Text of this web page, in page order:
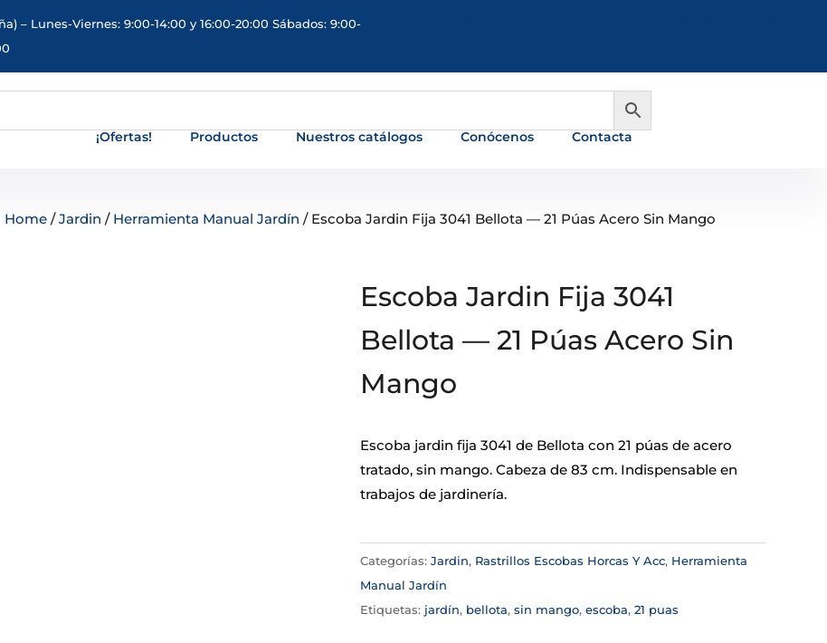
– Lunes-Viernes: 9:00-14:00 y 16:00-20:00 Sábados: 9:00-
¡Ofertas! Productos Nuestros catálogos Conócenos Contacta
Home/Jardin / Herramienta Manual Jardín / Escoba Jardin Fija 3041 Bellota — 21 Púas Acero Sin Mango
Escoba Jardin Fija 3041
Bellota — 21 Púas Acero Sin
Mango
Escoba jardin fija 3041 de Bellota con 21 púas de acero
tratado, sin mango. Cabeza de 83 cm. Indispensable en
trabajos de jardinería.
Categorías: Jardin, Rastrillos Escobas Horcas Y Acc, Herramienta
Manual Jardín
Etiquetas: jardín, bellota, sin mango, escoba, 21 puas